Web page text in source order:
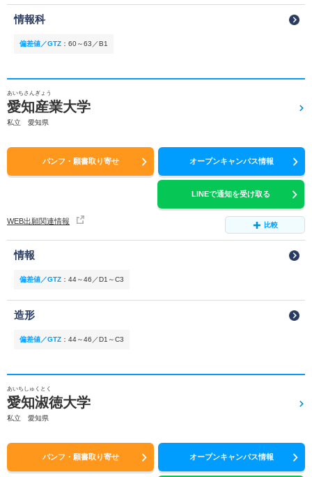
情報科
偏差値／GTZ ： 60～63／B1
あいちさんぎょう
愛知産業大学
私立 愛知県
パンフ・願書取り寄せ オープンキャンパス情報
LINEで通知を受け取る
WEB出願関連情報 比較
情報
偏差値／GTZ ： 44～46／D1～C3
造形
偏差値／GTZ ： 44～46／D1～C3
あいちしゅくとく
愛知淑徳大学
私立 愛知県
パンフ・願書取り寄せ オープンキャンパス情報